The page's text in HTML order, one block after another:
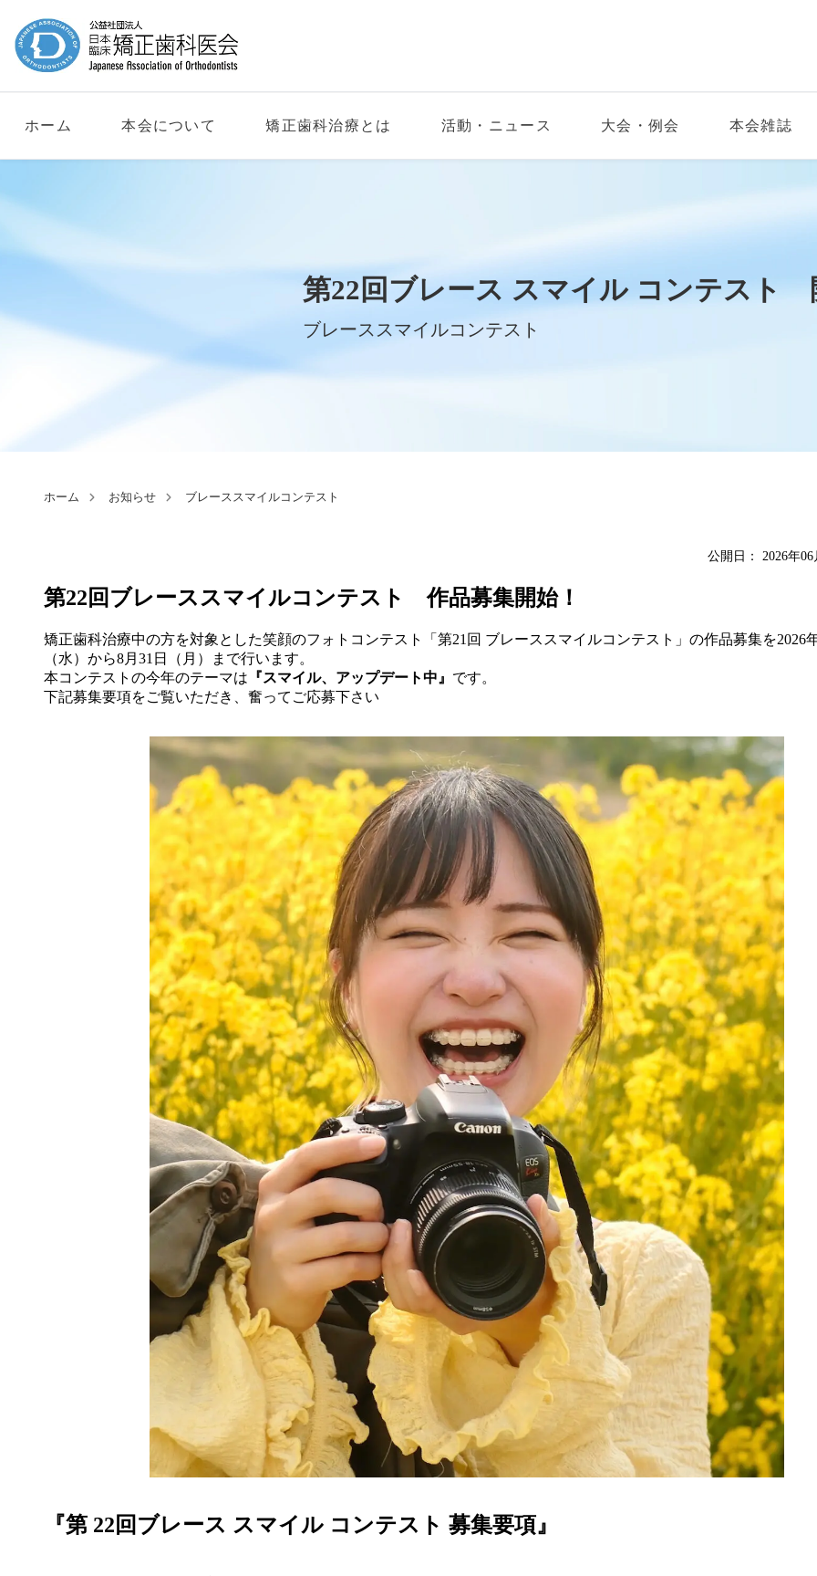
ホーム 本会について 矯正歯科治療とは 活動・ニュース 大会・例会 本会雑誌
第22回ブレース スマイル コンテスト
ブレーススマイルコンテスト
ホーム お知らせ ブレーススマイルコンテスト
公開日： 2026年06
第22回ブレーススマイルコンテスト 作品募集開始！
矯正歯科治療中の方を対象とした笑顔のフォトコンテスト「第21回 ブレーススマイルコンテスト」の作品募集を2026
（水）から8月31日（月）まで行います。
本コンテストの今年のテーマは 『スマイル、アップデート中』 です。
下記募集要項をご覧いただき、奮ってご応募下さい
『第 22回ブレース スマイル コンテスト 募集要項』